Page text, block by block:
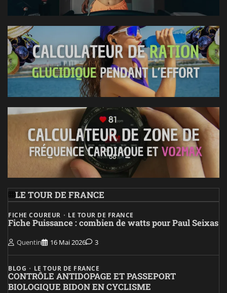
LE TOUR DE FRANCE
FICHE COUREUR LE TOUR DE FRANCE
Fiche Puissance : combien de watts pour Paul Seixas
Quentin 16 Mai 2026 3
BLOG LE TOUR DE FRANCE
CONTRÔLE ANTIDOPAGE ET PASSEPORT
BIOLOGIQUE BIDON EN CYCLISME